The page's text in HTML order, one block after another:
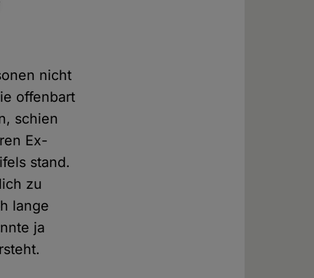
nicht
offenbart
schien
Ex-
stand.
zu
lange
ja